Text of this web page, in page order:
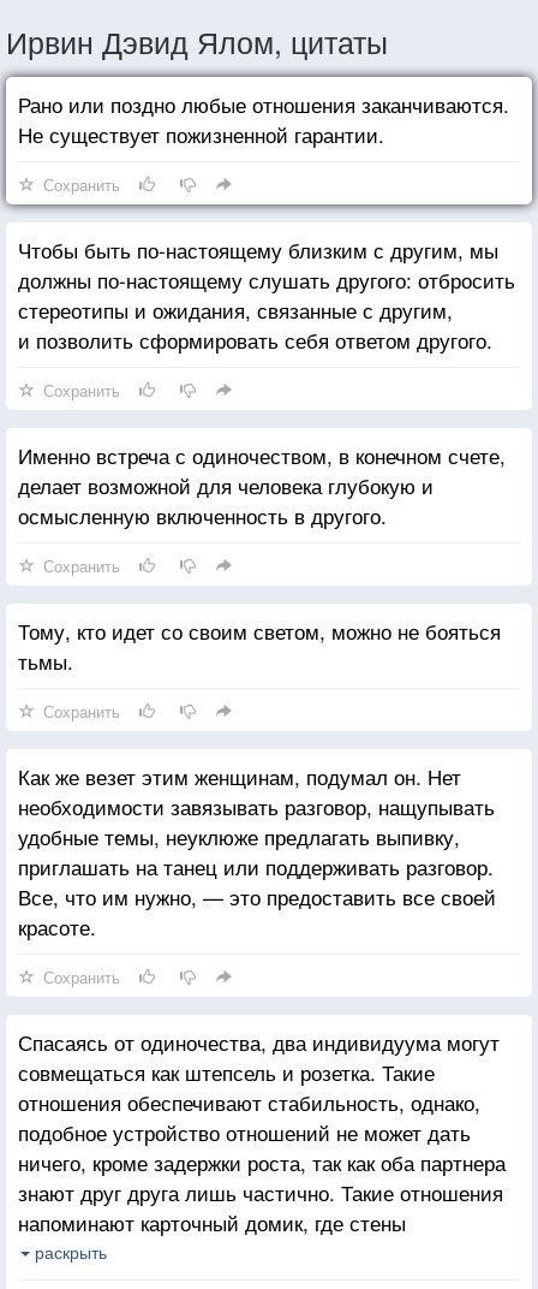
Ирвин Дэвид Ялом, цитаты
Рано или поздно любые отношения заканчиваются.
Не существует пожизненной гарантии.
Сохранить
Чтобы быть по-настоящему близким с другим, мы
должны по-настоящему слушать другого: отбросить
стереотипы и ожидания, связанные с другим,
и позволить сформировать себя ответом другого.
Сохранить
Именно встреча с одиночеством, в конечном счете,
делает возможной для человека глубокую и
осмысленную включенность в другого.
Сохранить
Тому, кто идет со своим светом, можно не бояться
тьмы.
Сохранить
Как же везет этим женщинам, подумал он. Нет
необходимости завязывать разговор, нащупывать
удобные темы, неуклюже предлагать выпивку,
приглашать на танец или поддерживать разговор.
Все, что им нужно, — это предоставить все своей
красоте.
Сохранить
Спасаясь от одиночества, два индивидуума могут
совмещаться как штепсель и розетка. Такие
отношения обеспечивают стабильность, однако,
подобное устройство отношений не может дать
ничего, кроме задержки роста, так как оба партнера
знают друг друга лишь частично. Такие отношения
напоминают карточный домик, где стены
поддерживают друг друга: уберите одного партнера
раскрыть